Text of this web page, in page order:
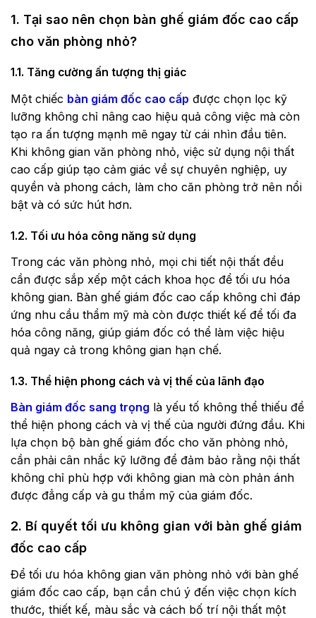
1. Tại sao nên chọn bàn ghế giám đốc cao cấp
cho văn phòng nhỏ?
1.1. Tăng cường ấn tượng thị giác
Một chiếc bàn giám đốc cao cấp được chọn lọc kỹ
lưỡng không chỉ nâng cao hiệu quả công việc mà còn
tạo ra ấn tượng mạnh mẽ ngay từ cái nhìn đầu tiên.
Khi không gian văn phòng nhỏ, việc sử dụng nội thất
cao cấp giúp tạo cảm giác về sự chuyên nghiệp, uy
quyền và phong cách, làm cho căn phòng trở nên nổi
bật và có sức hút hơn.
1.2. Tối ưu hóa công năng sử dụng
Trong các văn phòng nhỏ, mọi chi tiết nội thất đều
cần được sắp xếp một cách khoa học để tối ưu hóa
không gian. Bàn ghế giám đốc cao cấp không chỉ đáp
ứng nhu cầu thẩm mỹ mà còn được thiết kế để tối đa
hóa công năng, giúp giám đốc có thể làm việc hiệu
quả ngay cả trong không gian hạn chế.
1.3. Thể hiện phong cách và vị thế của lãnh đạo
Bàn giám đốc sang trọng là yếu tố không thể thiếu để
thể hiện phong cách và vị thế của người đứng đầu. Khi
lựa chọn bộ bàn ghế giám đốc cho văn phòng nhỏ,
cần phải cân nhắc kỹ lưỡng để đảm bảo rằng nội thất
không chỉ phù hợp với không gian mà còn phản ánh
được đẳng cấp và gu thẩm mỹ của giám đốc.
2. Bí quyết tối ưu không gian với bàn ghế giám
đốc cao cấp
Để tối ưu hóa không gian văn phòng nhỏ với bàn ghế
giám đốc cao cấp, bạn cần chú ý đến việc chọn kích
thước, thiết kế, màu sắc và cách bố trí nội thất một